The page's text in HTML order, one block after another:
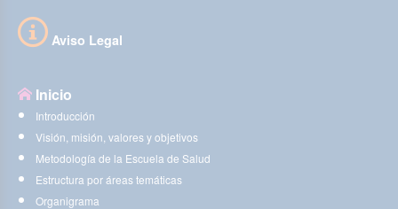
Aviso Legal
Inicio
Introducción
Visión, misión, valores y objetivos
Metodología de la Escuela de Salud
Estructura por áreas temáticas
Organigrama